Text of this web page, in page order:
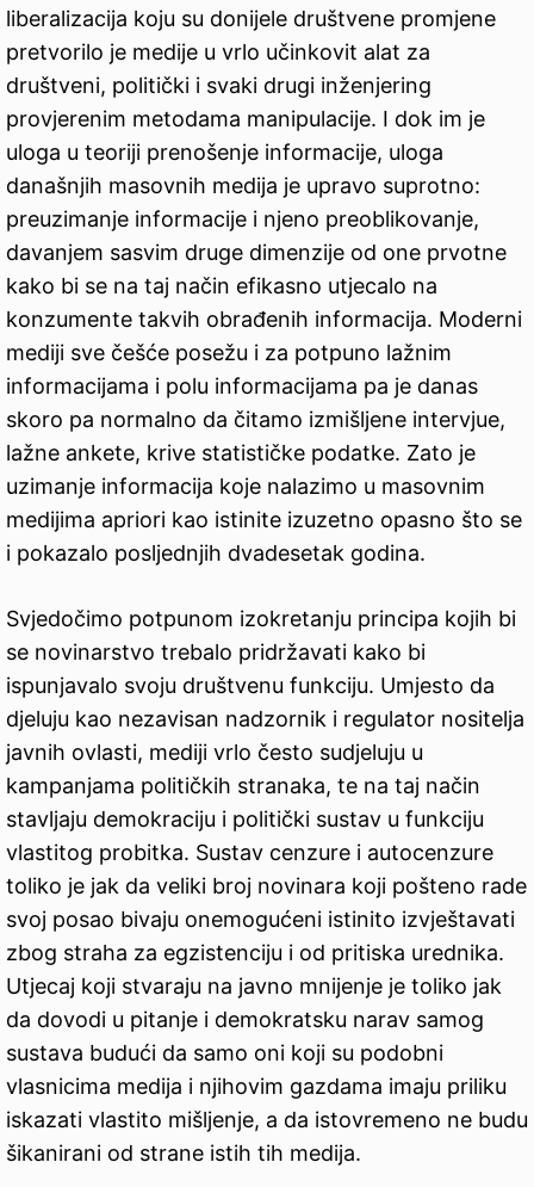
liberalizacija koju su donijele društvene promjene
pretvorilo je medije u vrlo učinkovit alat za
društveni, politički i svaki drugi inženjering
provjerenim metodama manipulacije. I dok im je
uloga u teoriji prenošenje informacije, uloga
današnjih masovnih medija je upravo suprotno:
preuzimanje informacije i njeno preoblikovanje,
davanjem sasvim druge dimenzije od one prvotne
kako bi se na taj način efikasno utjecalo na
konzumente takvih obrađenih informacija. Moderni
mediji sve češće posežu i za potpuno lažnim
informacijama i polu informacijama pa je danas
skoro pa normalno da čitamo izmišljene intervjue,
lažne ankete, krive statističke podatke. Zato je
uzimanje informacija koje nalazimo u masovnim
medijima apriori kao istinite izuzetno opasno što se
i pokazalo posljednjih dvadesetak godina.
Svjedočimo potpunom izokretanju principa kojih bi
se novinarstvo trebalo pridržavati kako bi
ispunjavalo svoju društvenu funkciju. Umjesto da
djeluju kao nezavisan nadzornik i regulator nositelja
javnih ovlasti, mediji vrlo često sudjeluju u
kampanjama političkih stranaka, te na taj način
stavljaju demokraciju i politički sustav u funkciju
vlastitog probitka. Sustav cenzure i autocenzure
toliko je jak da veliki broj novinara koji pošteno rade
svoj posao bivaju onemogućeni istinito izvještavati
zbog straha za egzistenciju i od pritiska urednika.
Utjecaj koji stvaraju na javno mnijenje je toliko jak
da dovodi u pitanje i demokratsku narav samog
sustava budući da samo oni koji su podobni
vlasnicima medija i njihovim gazdama imaju priliku
iskazati vlastito mišljenje, a da istovremeno ne budu
šikanirani od strane istih tih medija.